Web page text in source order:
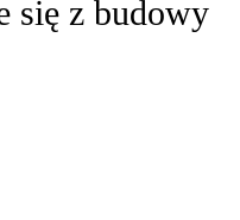
się z budowy